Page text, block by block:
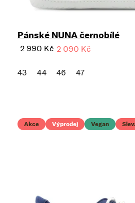
Pánské NUNA černobílé
2 990 Kč 2 090 Kč
43 44 46 47
Akce Výprodej Vegan